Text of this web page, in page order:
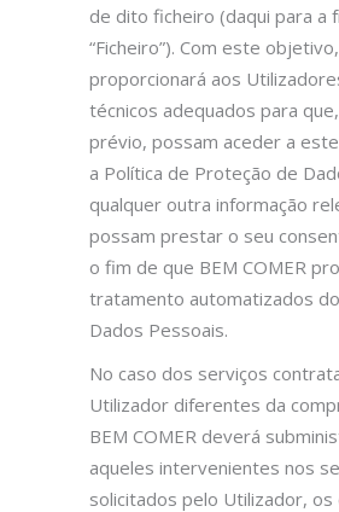
de dito ficheiro (daqui para a
“Ficheiro”). Com este
proporcionará aos
técnicos adequados para
prévio, possam aceder a
a Política de Proteção de
qualquer outra informação
possam prestar o seu
o fim de que BEM COMER
tratamento automatizados
Dados Pessoais.
No caso dos serviços
Utilizador diferentes da
BEM COMER deverá
aqueles intervenientes nos
solicitados pelo Utilizador, os